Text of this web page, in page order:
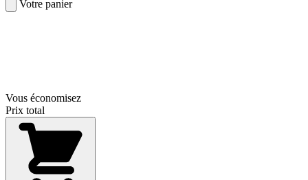
Votre panier
Vous économisez
Prix total